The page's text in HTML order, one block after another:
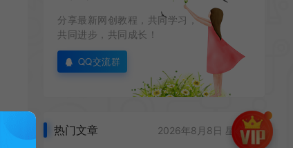
分享最新网创教程，共同学习，
共同进步，共同成长！
QQ交流群
热门文章 2026年8月8日 星期六